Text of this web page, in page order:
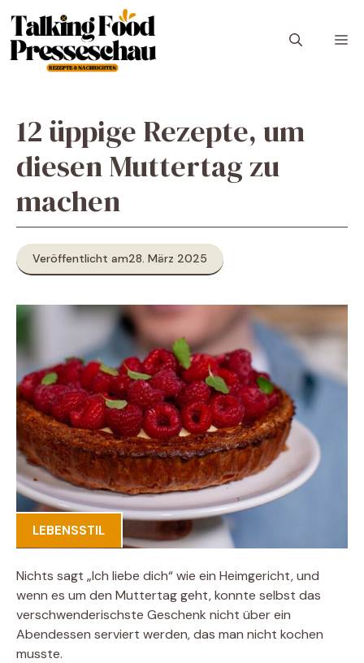
Inhalt
springen
12 üppige Rezepte, um
diesen Muttertag zu
machen
Veröffentlicht am28. März 2025
LEBENSSTIL
Nichts sagt „Ich liebe dich“ wie ein Heimgericht, und
wenn es um den Muttertag geht, konnte selbst das
verschwenderischste Geschenk nicht über ein
Abendessen serviert werden, das man nicht kochen
musste.